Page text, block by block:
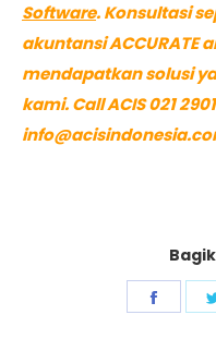
Software. Konsultasi
akuntansi ACCURATE
mendapatkan solusi
kami. Call ACIS 021
Share